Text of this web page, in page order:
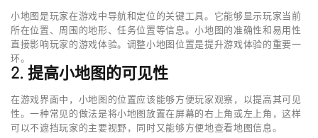
小地图是玩家在游戏中导航和定位的关键工具。它能够显示玩家当前
所在位置、周围的地形、任务位置等信息。小地图的准确性和易用性
直接影响玩家的游戏体验。调整小地图位置是提升游戏体验的重要一
环。
2. 提高小地图的可见性
在游戏界面中，小地图的位置应该能够方便玩家观察，以提高其可见
性。一种常见的做法是将小地图放置在屏幕的右上角或左上角，这样
可以不遮挡玩家的主要视野，同时又能够方便地查看地图信息。